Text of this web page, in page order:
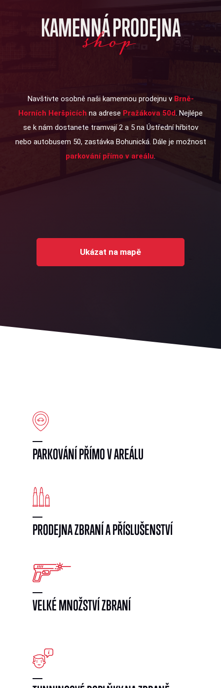
KAMENNÁ PRODEJNA
shop
Navštivte osobně naši kamennou prodejnu v Brně-
Horních Heršpicích na adrese Pražákova 50d. Nejlépe
se k nám dostanete tramvají 2 a 5 na Ústřední hřbitov
nebo autobusem 50, zastávka Bohunická. Dále je možnost
parkování přímo v areálu.
Ukázat na mapě
PARKOVÁNÍ PŘÍMO V AREÁLU
PRODEJNA ZBRANÍ A PŘÍSLUŠENSTVÍ
VELKÉ MNOŽSTVÍ ZBRANÍ